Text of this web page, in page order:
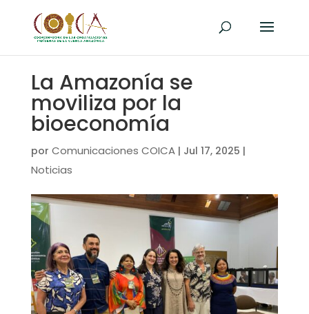
La Amazonía se
moviliza por la
bioeconomía
por Comunicaciones COICA| Jul 17, 2025 |
Noticias